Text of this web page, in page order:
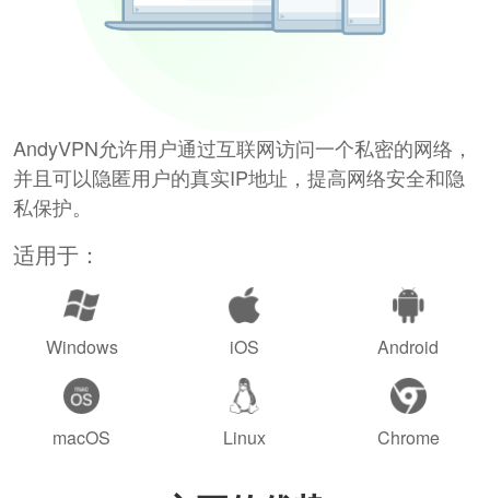
AndyVPN允许用户通过互联网访问一个私密的网络，
并且可以隐匿用户的真实IP地址，提高网络安全和隐
私保护。
适用于：
Windows iOS Android
macOS Linux Chrome